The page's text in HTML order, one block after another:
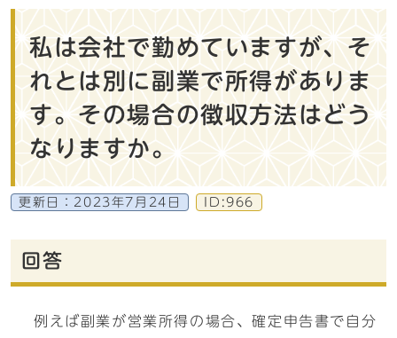
私は会社で勤めていますが、そ
れとは別に副業で所得がありま
す。その場合の徴収方法はどう
なりますか。
更新日： 2023年7月24日 ID:966
回答
例えば副業が営業所得の場合、確定申告書で自分